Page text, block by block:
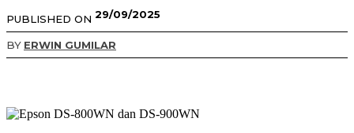
PUBLISHED ON 29/09/2025
BY ERWIN GUMILAR